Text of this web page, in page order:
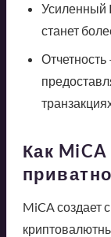
Усиленный
станет
Как
MiCA создает